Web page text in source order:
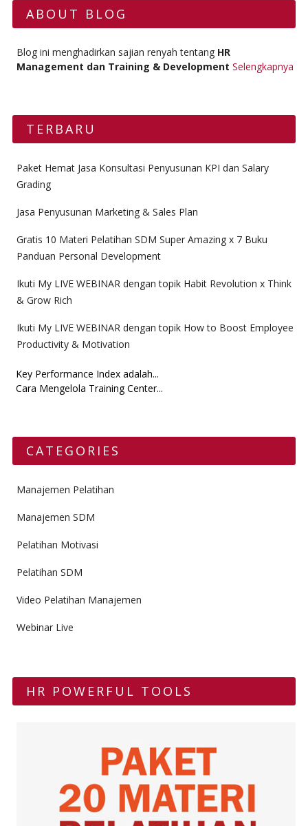
ABOUT BLOG
Blog ini menghadirkan sajian renyah tentang HR
Management dan Training & Development Selengkapnya
TERBARU
Paket Hemat Jasa Konsultasi Penyusunan KPI dan Salary
Grading
Jasa Penyusunan Marketing & Sales Plan
Gratis 10 Materi Pelatihan SDM Super Amazing x 7 Buku
Panduan Personal Development
Ikuti My LIVE WEBINAR dengan topik Habit Revolution x Think
& Grow Rich
Ikuti My LIVE WEBINAR dengan topik How to Boost Employee
Productivity & Motivation
Key Performance Index adalah...
Cara Mengelola Training Center...
CATEGORIES
Manajemen Pelatihan
Manajemen SDM
Pelatihan Motivasi
Pelatihan SDM
Video Pelatihan Manajemen
Webinar Live
HR POWERFUL TOOLS